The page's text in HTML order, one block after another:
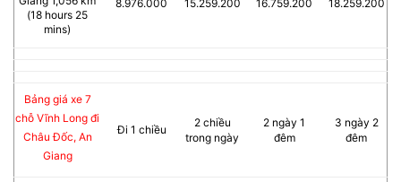
(18 hours 25
mins)
8.976.000 15.259.200 16.759.200 18.259.200
Bảng giá xe 7
chỗ Vĩnh Long đi
Châu Đốc, An
Giang
Đi 1 chiều
2 chiều
trong ngày
2 ngày 1
đêm
3 ngày 2
đêm